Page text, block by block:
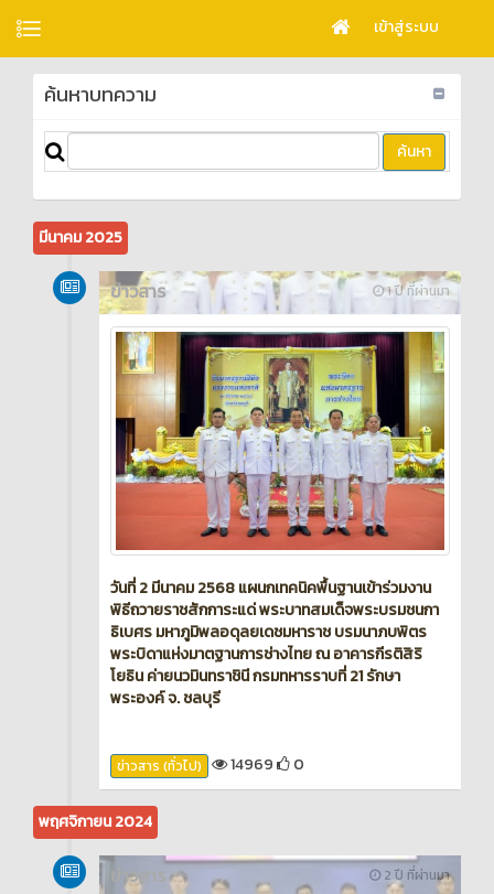
เข้าสู่ระบบ
ค้นหาบทความ
มีนาคม 2025
1 ปี ที่ผ่านมา
ข่าวสาร
วันที่ 2 มีนาคม 2568 แผนกเทคนิคพื้นฐานเข้าร่วมงาน
พิธีถวายราชสักการะแด่ พระบาทสมเด็จพระบรมชนกา
ธิเบศร มหาภูมิพลอดุลยเดชมหาราช บรมนาภบพิตร
พระบิดาแห่งมาตฐานการช่างไทย ณ อาคารกีรติสิริ
โยธิน ค่ายนวมินทราชินี กรมทหารราบที่ 21 รักษา
พระองค์ จ. ชลบุรี
ข่าวสาร (ทั่วไป) 14969 0
พฤศจิกายน 2024
2 ปี ที่ผ่านมา
ข่าวสาร